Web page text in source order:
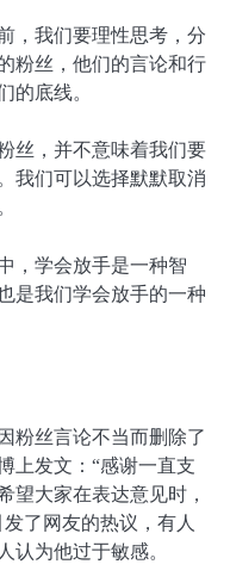
，我们要理性思考，分
粉丝，他们的言论和行
的底线。
丝，并不意味着我们要
我们可以选择默默取消
，学会放手是一种智
是我们学会放手的一种
粉丝言论不当而删除了
上发文：“感谢一直支
望大家在表达意见时，
了网友的热议，有人
认为他过于敏感。